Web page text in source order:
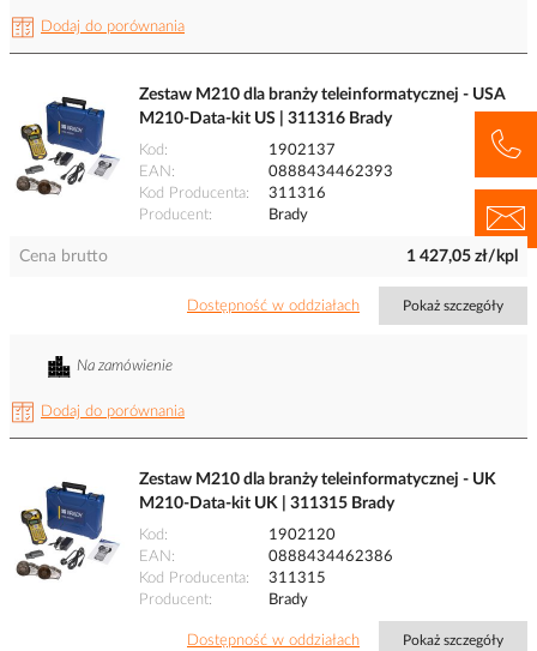
Dodaj do porównania
Zestaw M210 dla branży teleinformatycznej - USA
M210-Data-kit US | 311316 Brady
Kod
1902137
EAN
0888434462393
Kod Producenta
311316
Producent
Brady
Cena brutto 1 427,05 zł/kpl
Dostępność w oddziałach Pokaż szczegóły
Dodaj do porównania
Na zamówienie
Zestaw M210 dla branży teleinformatycznej - UK
M210-Data-kit UK | 311315 Brady
Kod
1902120
EAN
0888434462386
Kod Producenta
311315
Producent
Brady
Dostępność w oddziałach Pokaż szczegóły